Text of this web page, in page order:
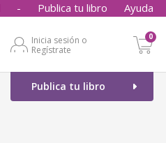
- Publica tu libro Ayuda
Inicia sesión o
Regístrate
0
Publica tu libro